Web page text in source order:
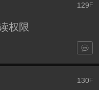
129F
权限
130F